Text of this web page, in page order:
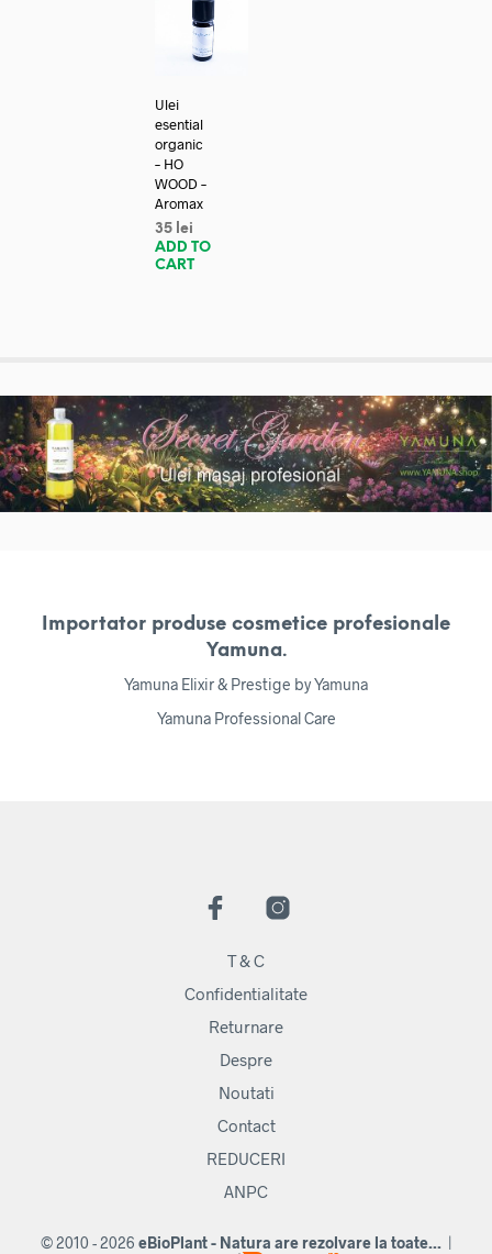
Ulei
esential
organic
– HO
WOOD –
Aromax
35 lei
ADD TO
CART
Importator produse cosmetice profesionale
Yamuna.
Yamuna Elixir & Prestige by Yamuna
Yamuna Professional Care
T & C
Confidentialitate
Returnare
Despre
Noutati
Contact
REDUCERI
ANPC
© 2010 - 2026 eBioPlant - Natura are rezolvare la toate... |